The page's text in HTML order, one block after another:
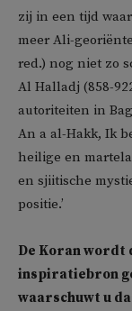
zij in een tijd
meer Ali-
red.) nog niet zo
Al Halladj (858-
autoriteiten in
An a al-Hakk, Ik
heilige en
en sjiitische
positie.’
De Koran wordt
inspiratiebron
waarschuwt u